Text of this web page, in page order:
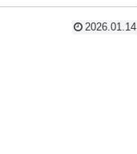
2026.01.14